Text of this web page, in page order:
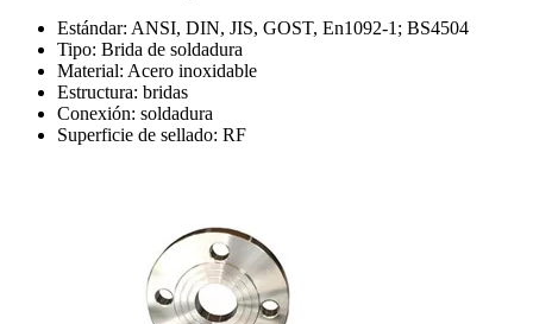
Estándar: ANSI, DIN, JIS, GOST, En1092-1; BS4504
Tipo: Brida de soldadura
Material: Acero inoxidable
Estructura: bridas
Conexión: soldadura
Superficie de sellado: RF